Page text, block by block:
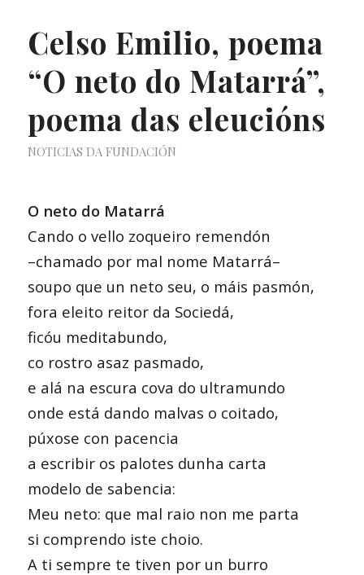
Celso Emilio, poema
“O neto do Matarrá”,
poema das eleucións
NOTICIAS DA FUNDACIÓN
O neto do Matarrá
Cando o vello zoqueiro remendón
–chamado por mal nome Matarrá–
soupo que un neto seu, o máis pasmón,
fora eleito reitor da Sociedá,
ficóu meditabundo,
co rostro asaz pasmado,
e alá na escura cova do ultramundo
onde está dando malvas o coitado,
púxose con pacencia
a escribir os palotes dunha carta
modelo de sabencia:
Meu neto: que mal raio non me parta
si comprendo iste choio.
A ti sempre te tiven por un burro